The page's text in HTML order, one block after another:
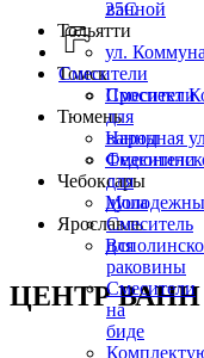
ванной
Смесители
Смесители
для
ванны
Смесители
для
душа
Смеситель
для
раковины
Смесители
на
биде
25С
Тольятти
ул.
Томск
Проспект
Тюмень
Народная
Чебоксары
Ярославль
ЦЕНТР ВАНН